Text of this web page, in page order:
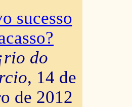
sucesso
do
, 14 de
de 2012